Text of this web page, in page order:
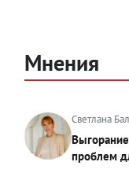
Мнения
Светлана
проблем